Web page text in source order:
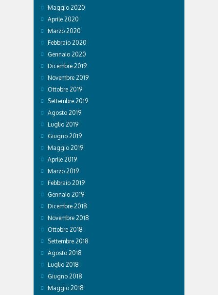
Maggio 2020
Aprile 2020
Marzo 2020
Febbraio 2020
Gennaio 2020
Dicembre 2019
Novembre 2019
Ottobre 2019
Settembre 2019
Agosto 2019
Luglio 2019
Giugno 2019
Maggio 2019
Aprile 2019
Marzo 2019
Febbraio 2019
Gennaio 2019
Dicembre 2018
Novembre 2018
Ottobre 2018
Settembre 2018
Agosto 2018
Luglio 2018
Giugno 2018
Maggio 2018